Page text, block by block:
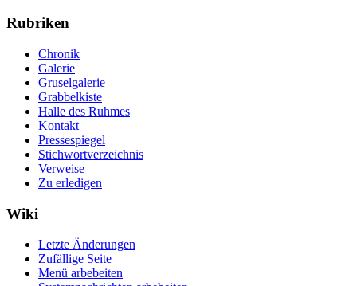
Rubriken
Chronik
Galerie
Gruselgalerie
Grabbelkiste
Halle des Ruhmes
Kontakt
Pressespiegel
Stichwortverzeichnis
Verweise
Zu erledigen
Wiki
Letzte Änderungen
Zufällige Seite
Menü arbebeiten